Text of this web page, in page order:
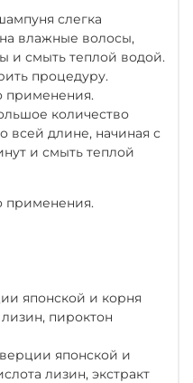
слегка
влажные волосы,
и смыть теплой водой.
процедуру.
применения.
количество
всей длине, начиная с
и смыть теплой
применения.
японской и корня
пироктон
японской и
лизин, экстракт